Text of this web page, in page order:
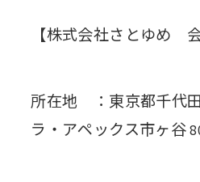
【株式会社さとゆめ
所在地 ：東京都千代
ラ・アペックス市ヶ谷